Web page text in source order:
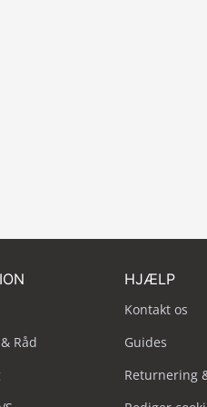
Råd
HJÆLP
Kontakt os
Guides
Returnering